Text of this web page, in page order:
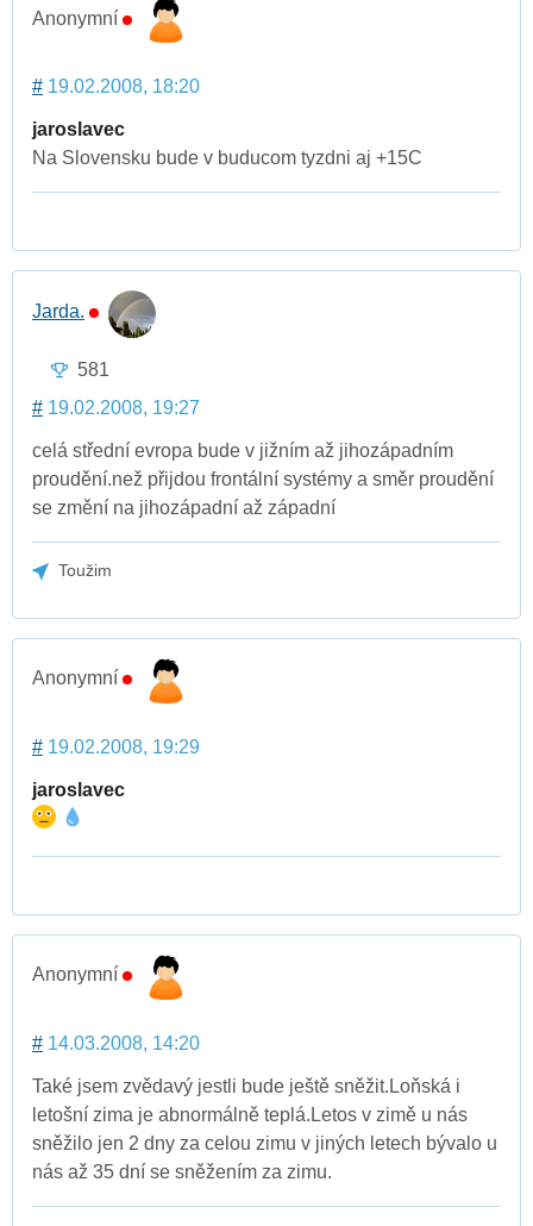
Anonymní
# 19.02.2008, 18:20
jaroslavec
Na Slovensku bude v buducom tyzdni aj +15C
Jarda.
581
# 19.02.2008, 19:27
celá střední evropa bude v jižním až jihozápadním
proudění.než přijdou frontální systémy a směr proudění
se změní na jihozápadní až západní
Toužim
Anonymní
# 19.02.2008, 19:29
jaroslavec
Anonymní
# 14.03.2008, 14:20
Také jsem zvědavý jestli bude ještě sněžit.Loňská i
letošní zima je abnormálně teplá.Letos v zimě u nás
sněžilo jen 2 dny za celou zimu v jiných letech bývalo u
nás až 35 dní se sněžením za zimu.